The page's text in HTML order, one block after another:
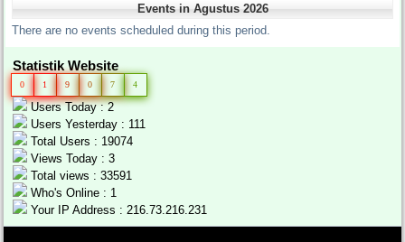
Events in Agustus 2026
There are no events scheduled during this period.
Statistik Website
0 1 9 0 7 4
Users Today : 2
Users Yesterday : 111
Total Users : 19074
Views Today : 3
Total views : 33591
Who's Online : 1
Your IP Address : 216.73.216.231